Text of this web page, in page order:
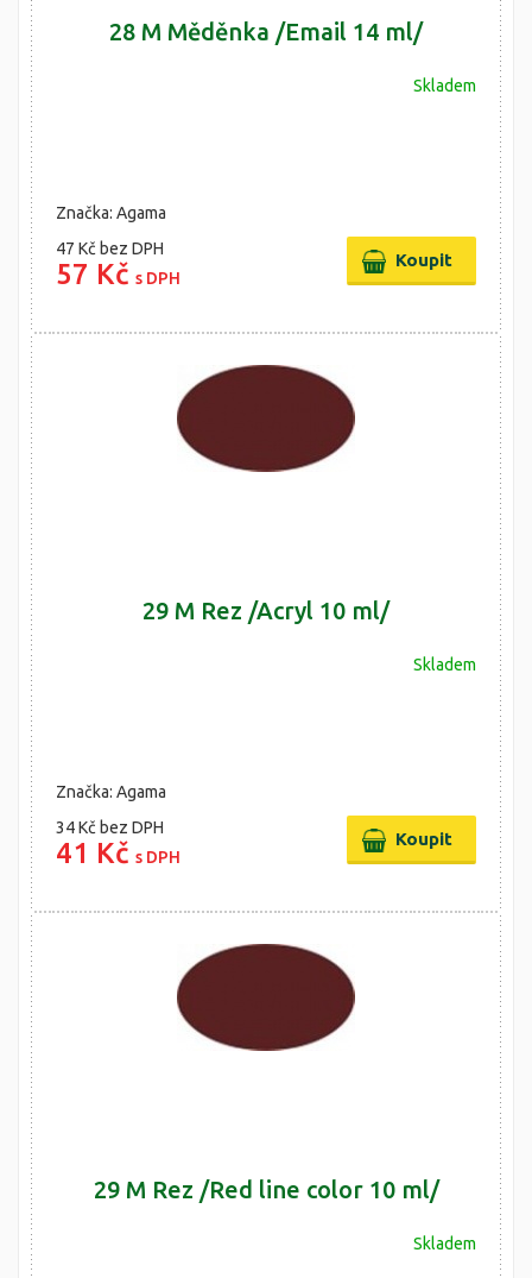
28 M Měděnka /Email 14 ml/
Skladem
Značka: Agama
47 Kč bez DPH
57 Kč s DPH
29 M Rez /Acryl 10 ml/
Skladem
Značka: Agama
34 Kč bez DPH
41 Kč s DPH
29 M Rez /Red line color 10 ml/
Skladem